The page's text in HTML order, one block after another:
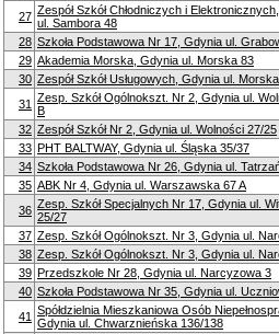
27 Zespół Szkół Chłodniczych i
ul. Sambora 48
28 Szkoła Podstawowa Nr 17, Gdynia ul.
29 Akademia Morska, Gdynia ul. Morska 83
30 Zespół Szkół Usługowych, Gdynia ul.
31 Zesp. Szkół Ogólnokszt. Nr 2, Gdynia ul.
B
32 Zespół Szkół Nr 2, Gdynia ul. Wolności 27/25
33 PHT BALTWAY, Gdynia ul. Śląska 35/37
34 Szkoła Podstawowa Nr 26, Gdynia ul.
35 ABK Nr 4, Gdynia ul. Warszawska 67 A
36 Zesp. Szkół Specjalnych Nr 17, Gdynia ul.
25/27
37 Zesp. Szkół Ogólnokszt. Nr 3, Gdynia ul.
38 Zesp. Szkół Ogólnokszt. Nr 3, Gdynia ul.
39 Przedszkole Nr 28, Gdynia ul. Narcyzowa 3
40 Szkoła Podstawowa Nr 35, Gdynia ul.
41 Spółdzielnia Mieszkaniowa Osób
Gdynia ul. Chwarznieńska 136/138